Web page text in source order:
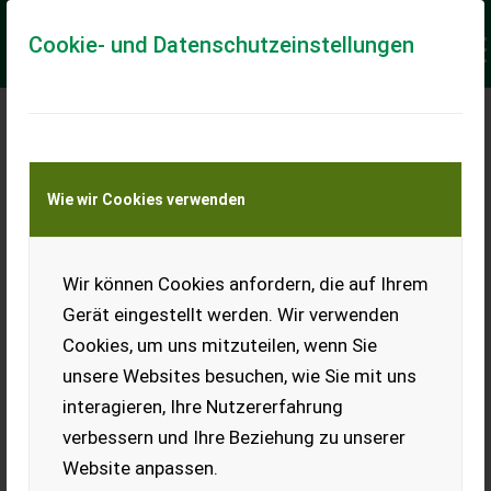
Cookie- und Datenschutzeinstellungen
Wie wir Cookies verwenden
Wir können Cookies anfordern, die auf Ihrem
Gerät eingestellt werden. Wir verwenden
Cookies, um uns mitzuteilen, wenn Sie
unsere Websites besuchen, wie Sie mit uns
interagieren, Ihre Nutzererfahrung
verbessern und Ihre Beziehung zu unserer
Website anpassen.
Keine Anfrage Möglich!
Jetzt Finanzierungsangebot
anfordern
unverbindlich & kostenlos!
Finanzierungsbetrag*